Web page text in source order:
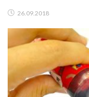
26.09.2018